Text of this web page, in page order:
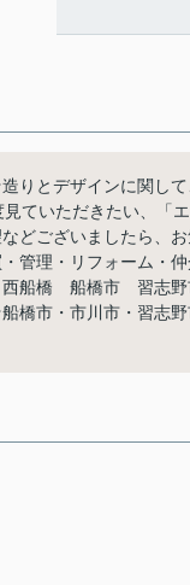
とデザインに関して
ていただきたい、「
どございましたら、
管理・リフォーム・
西船橋 船橋市 習志
市・市川市・習志